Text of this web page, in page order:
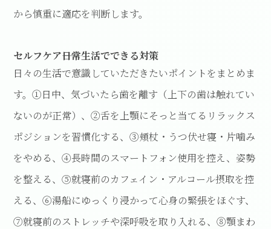
から慎重に適応を判断します。
セルフケア――日常生活でできる対策
日々の生活で意識していただきたいポイントをまとめま
す。①日中、気づいたら歯を離す（上下の歯は触れてい
ないのが正常）、②舌を上顎にそっと当てるリラックス
ポジションを習慣化する、③頬杖・うつ伏せ寝・片噛み
をやめる、④長時間のスマートフォン使用を控え、姿勢
を整える、⑤就寝前のカフェイン・アルコール摂取を控
える、⑥湯船にゆっくり浸かって心身の緊張をほぐす、
⑦就寝前のストレッチや深呼吸を取り入れる、⑧顎まわ